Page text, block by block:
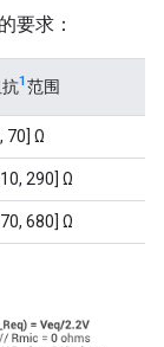
要求：
抗1 范围
70] Ω
290] Ω
680] Ω